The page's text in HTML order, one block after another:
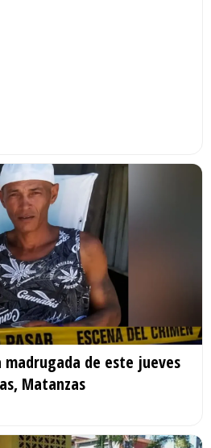
de este jueves
Matanzas